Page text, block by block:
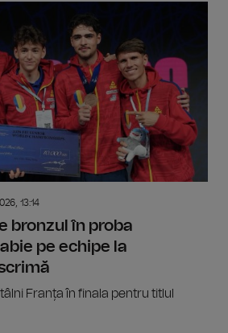
13:14
bronzul în proba
pe echipe la
Franța în finala pentru titlul